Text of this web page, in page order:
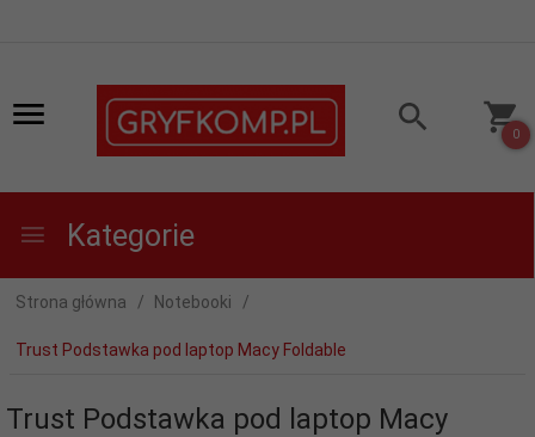
0
Kategorie
Strona główna Notebooki
Trust Podstawka pod laptop Macy Foldable
Trust Podstawka pod laptop Macy